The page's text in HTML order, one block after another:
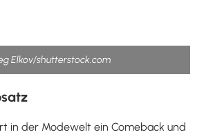
Elkov/shutterstock.com
in der Modewelt ein Comeback und